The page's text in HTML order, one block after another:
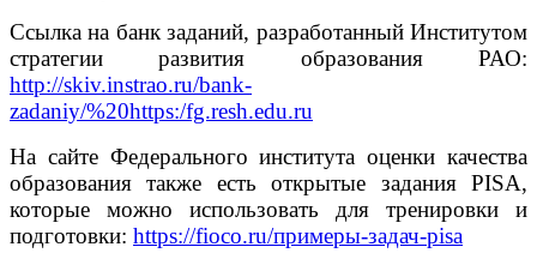
Ссылка на банк заданий, разработанный Институтом
стратегии развития образования РАО:
http://skiv.instrao.ru/bank-
zadaniy/%20https:/fg.resh.edu.ru
На сайте Федерального института оценки качества
образования также есть открытые задания PISA,
которые можно использовать для тренировки и
подготовки: https://fioco.ru/примеры-задач-pisa